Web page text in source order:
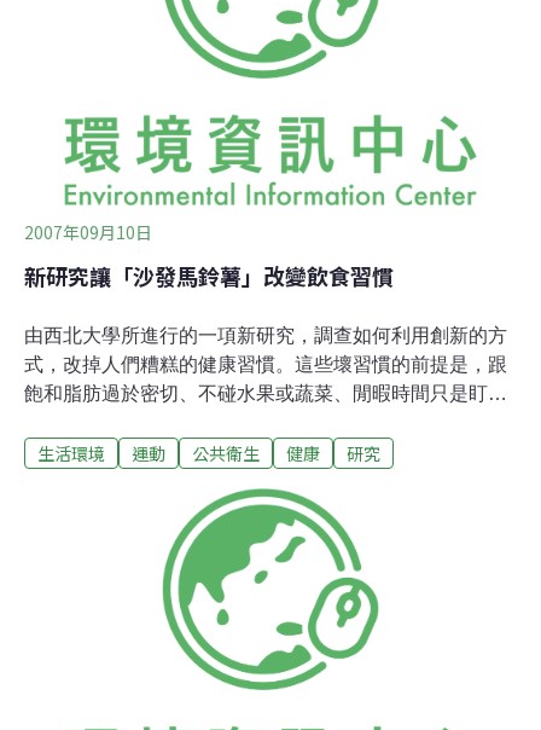
伸出向前點一下縮回 3.右腳跟伸出向前點一下縮回 4.雙腳
併攏往前跳一下 5.往後跳一下 6.往前跳三下♦ 「小白兔愛
跳舞」歌詞：小白兔愛跳舞 月夜光下學跳舞 時光一去不
兔愛跳舞 月夜光下學跳舞 時光一去
2007年09月10日
新研究讓「沙發馬鈴薯」改變飲食習慣
由西北大學所進行的一項新研究，調查如何利用創新的方
式，改掉人們糟糕的健康習慣。這些壞習慣的前提是，跟
飽和脂肪過於密切、不碰水果或蔬菜、閒暇時間只是盯著
是典型的美式生活。 實驗是由史普琳（Bonnie Spring）
輕易讓人們有所改變。史普琳知道要叫一個人徹底改變生
活形式是一項大工程。所以她希望人們只是改變2個不健
康的行為，看看其他的行為是否也會跟著改掉，這有點像
買2送2的拍賣。她用的是諾貝爾獎得主卡尼曼（Daniel
Kahneman）的行為經濟學理論。 她同時也幫助這些喜愛
高脂食物的沙發族，讓高科技產品加入他們的生活中，包
括利用PDA來管控他們的飲食與運動情形，虛擬的個人教
生活環境 運動 公共衛生 健康 研究